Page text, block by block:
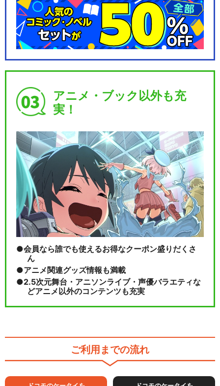
アニメ・ブック以外も充
実！
会員なら誰でも使えるお得なクーポン盛りだくさ
ん
アニメ関連グッズ情報も満載
2.5次元舞台・アニソンライブ・声優バラエティな
どアニメ以外のコンテンツも充実
ご利用までの流れ